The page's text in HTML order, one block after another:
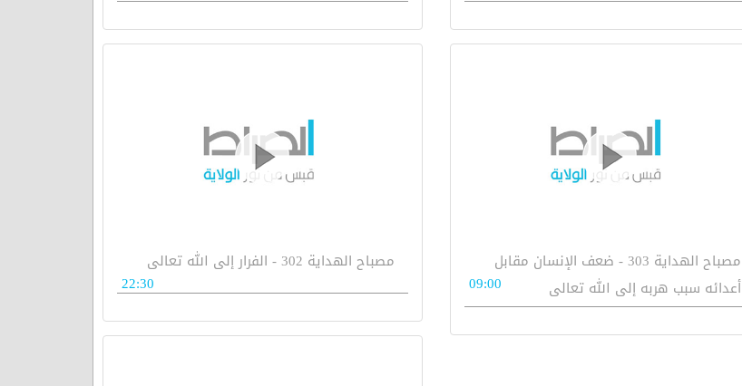
مصباح الهداية 303 - ضعف الإنسان مقابل
أعدائه سبب هربه إلى الله تعالى
09:00
مصباح الهداية 302 - الفرار إلى الله تعالى
22:30